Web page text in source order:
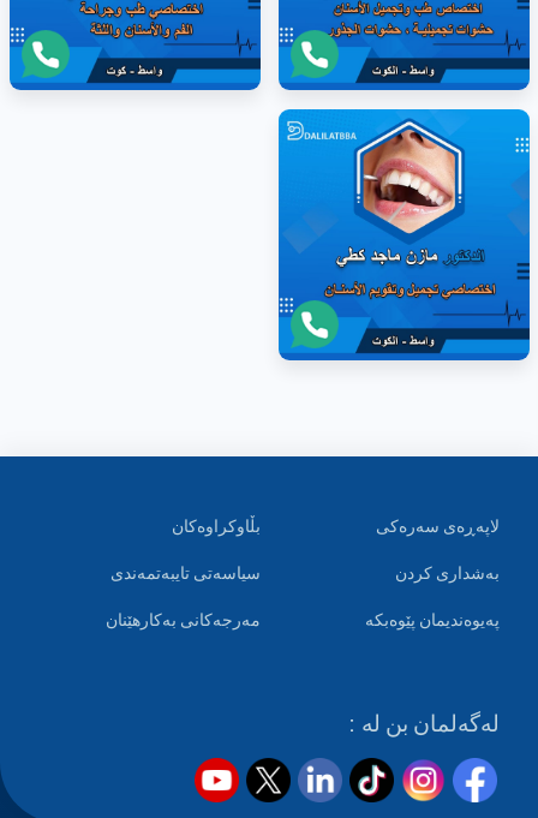
لاپەڕەی سەرەکی
بەشداری کردن
پەیوەندیمان پێوەبکە
بڵاوکراوەکان
سیاسەتی تایبەتمەندی
مەرجەکانی بەکارهێنان
لەگەلمان بن لە :